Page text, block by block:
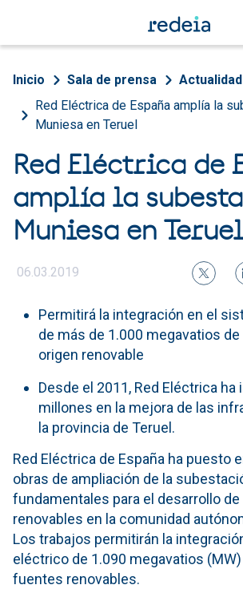
Sobrescribir
Inicio Sala de prensa
Actualidad
Red Eléctrica de España amplía la
Muniesa en Teruel
Red Eléctrica de
amplía la
Muniesa en Teruel
06.03.2019
Permitirá la integración en el
de más de 1.000 megavatios de
origen renovable
Desde el 2011, Red Eléctrica ha
millones en la mejora de las
la provincia de Teruel.
Red Eléctrica de España ha puesto
obras de ampliación de la
fundamentales para el desarrollo
renovables en la comunidad
Los trabajos permitirán la
eléctrico de 1.090 megavatios
fuentes renovables.